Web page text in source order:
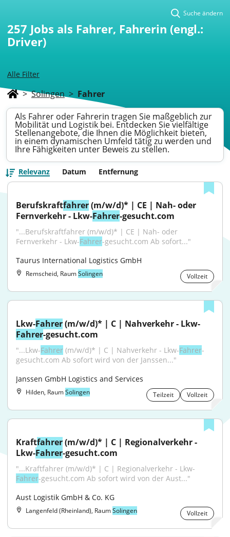
Alle Filter
Suche ändern
257 Jobs als Fahrer, Fahrerin (engl.:
Driver)
> Solingen > Fahrer
Als Fahrer oder Fahrerin tragen Sie maßgeblich zur
Mobilität und Logistik bei. Entdecken Sie vielfältige
Stellenangebote, die Ihnen die Möglichkeit bieten,
in einem dynamischen Umfeld tätig zu werden und
Ihre Fähigkeiten unter Beweis zu stellen.
Relevanz Datum Entfernung
Berufskraftfahrer (m/w/d)* | CE | Nah- oder
Fernverkehr - Lkw-Fahrer-gesucht.com
"...Berufskraftfahrer (m/w/d)* | CE | Nah- oder
Fernverkehr - Lkw-Fahrer-gesucht.com Ab sofort..."
Taurus International Logistics GmbH
Remscheid, RaumSolingen Vollzeit
Lkw-Fahrer (m/w/d)* | C | Nahverkehr - Lkw-
Fahrer-gesucht.com
"...Lkw-Fahrer (m/w/d)* | C | Nahverkehr - Lkw-Fahrer-
gesucht.com Ab sofort wird von der Janssen..."
Janssen GmbH Logistics and Services
Hilden, RaumSolingen Teilzeit Vollzeit
Kraftfahrer (m/w/d)* | C | Regionalverkehr -
Lkw-Fahrer-gesucht.com
"...Kraftfahrer (m/w/d)* | C | Regionalverkehr - Lkw-
Fahrer-gesucht.com Ab sofort wird von der Aust..."
Aust Logistik GmbH & Co. KG
Langenfeld (Rheinland), RaumSolingen Vollzeit